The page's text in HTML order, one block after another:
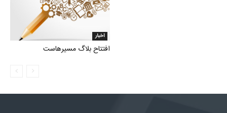
اخبار
افتتاح بلاگ مسیرهاست